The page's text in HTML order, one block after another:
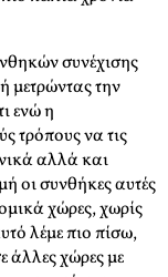
συνέχισης
μετρώντας την
ενώ η
τρόπους να τις
αλλά και
οι συνθήκες αυτές
χώρες, χωρίς
λέμε πιο πίσω,
άλλες χώρες με